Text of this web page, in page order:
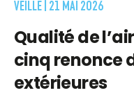
VEILLE | 21 MAI 2026
Qualité de
cinq renonce
extérieures